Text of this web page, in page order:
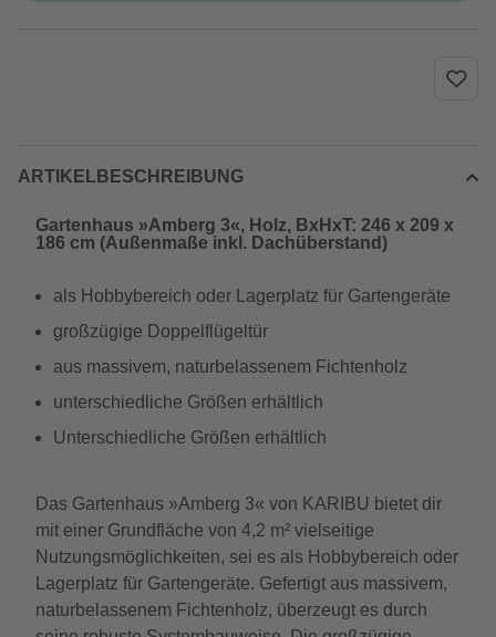
ARTIKELBESCHREIBUNG
Gartenhaus »Amberg 3«, Holz, BxHxT: 246 x 209 x
186 cm (Außenmaße inkl. Dachüberstand)
als Hobbybereich oder Lagerplatz für Gartengeräte
großzügige Doppelflügeltür
aus massivem, naturbelassenem Fichtenholz
unterschiedliche Größen erhältlich
Unterschiedliche Größen erhältlich
Das Gartenhaus »Amberg 3« von KARIBU bietet dir
mit einer Grundfläche von 4,2 m² vielseitige
Nutzungsmöglichkeiten, sei es als Hobbybereich oder
Lagerplatz für Gartengeräte. Gefertigt aus massivem,
naturbelassenem Fichtenholz, überzeugt es durch